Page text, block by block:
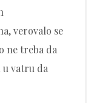
verovalo se
ne treba da
vatru da